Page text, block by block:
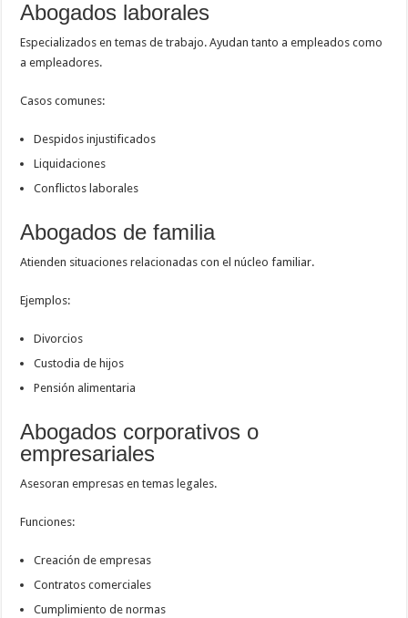
Abogados laborales
Especializados en temas de trabajo. Ayudan tanto a empleados como
a empleadores.
Casos comunes:
Despidos injustificados
Liquidaciones
Conflictos laborales
Abogados de familia
Atienden situaciones relacionadas con el núcleo familiar.
Ejemplos:
Divorcios
Custodia de hijos
Pensión alimentaria
Abogados corporativos o
empresariales
Asesoran empresas en temas legales.
Funciones:
Creación de empresas
Contratos comerciales
Cumplimiento de normas